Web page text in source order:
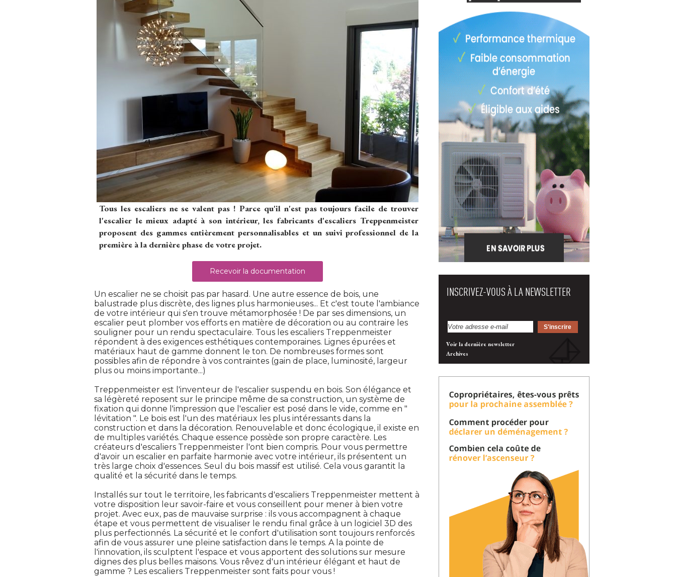
Tous les escaliers ne se valent pas ! Parce qu'il n'est pas toujours facile de trouver
l'escalier le mieux adapté à son intérieur, les fabricants d'escaliers Treppenmeister
proposent des gammes entièrement personnalisables et un suivi professionnel de la
première à la dernière phase de votre projet.
Recevoir la documentation
Un escalier ne se choisit pas par hasard. Une autre essence de bois, une
balustrade plus discrète, des lignes plus harmonieuses... Et c'est toute l'ambiance
de votre intérieur qui s'en trouve métamorphosée ! De par ses dimensions, un
escalier peut plomber vos efforts en matière de décoration ou au contraire les
souligner pour un rendu spectaculaire. Tous les escaliers Treppenmeister
répondent à des exigences esthétiques contemporaines. Lignes épurées et
matériaux haut de gamme donnent le ton. De nombreuses formes sont
possibles afin de répondre à vos contraintes (gain de place, luminosité, largeur
plus ou moins importante...)
Treppenmeister est l'inventeur de l'escalier suspendu en bois. Son élégance et
sa légèreté reposent sur le principe même de sa construction, un système de
fixation qui donne l'impression que l'escalier est posé dans le vide, comme en "
lévitation ". Le bois est l'un des matériaux les plus intéressants dans la
construction et dans la décoration. Renouvelable et donc écologique, il existe en
de multiples variétés. Chaque essence possède son propre caractère. Les
créateurs d'escaliers Treppenmeister l'ont bien compris. Pour vous permettre
d'avoir un escalier en parfaite harmonie avec votre intérieur, ils présentent un
très large choix d'essences. Seul du bois massif est utilisé. Cela vous garantit la
qualité et la sécurité dans le temps.
Installés sur tout le territoire, les fabricants d'escaliers Treppenmeister mettent à
votre disposition leur savoir-faire et vous conseillent pour mener à bien votre
projet. Avec eux, pas de mauvaise surprise : ils vous accompagnent à chaque
étape et vous permettent de visualiser le rendu final grâce à un logiciel 3D des
plus perfectionnés. La sécurité et le confort d'utilisation sont toujours renforcés
afin de vous assurer une pleine satisfaction dans le temps. A la pointe de
l'innovation, ils sculptent l'espace et vous apportent des solutions sur mesure
dignes des plus belles maisons. Vous rêvez d'un intérieur élégant et haut de
gamme ? Les escaliers Treppenmeister sont faits pour vous !
INSCRIVEZ-VOUS À LA NEWSLETTER
Voir la dernière newsletter
Archives